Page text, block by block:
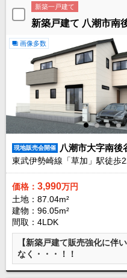
新築一戸建て
新築戸建て 八潮市南
画像多数
現地販売会開催 八潮市大字南後
東武伊勢崎線「草加」駅徒歩
価格： 3,990万円
土地：87.04m²
建物：96.05m²
間取：4LDK
【新築戸建て販売強化に伴
なく・・・！！
お知らせ
千葉本店 松戸支店 成田
神奈川支店
沖縄支店
現地販売会情報
千葉本店 松戸支店 成田
神奈川支店
沖縄支店
スタッフ紹介
千葉本店 松戸支店 成田
神奈川支店
沖縄支店
売却査定
お問い合わせ
プライバシーポリシー